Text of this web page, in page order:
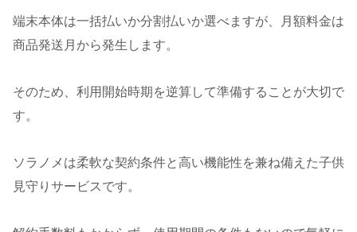
端末本体は一括払いか分割払いか選べますが、月額料金は
商品発送月から発生します。
そのため、利用開始時期を逆算して準備することが大切で
す。
ソラノメは柔軟な契約条件と高い機能性を兼ね備えた子供
見守りサービスです。